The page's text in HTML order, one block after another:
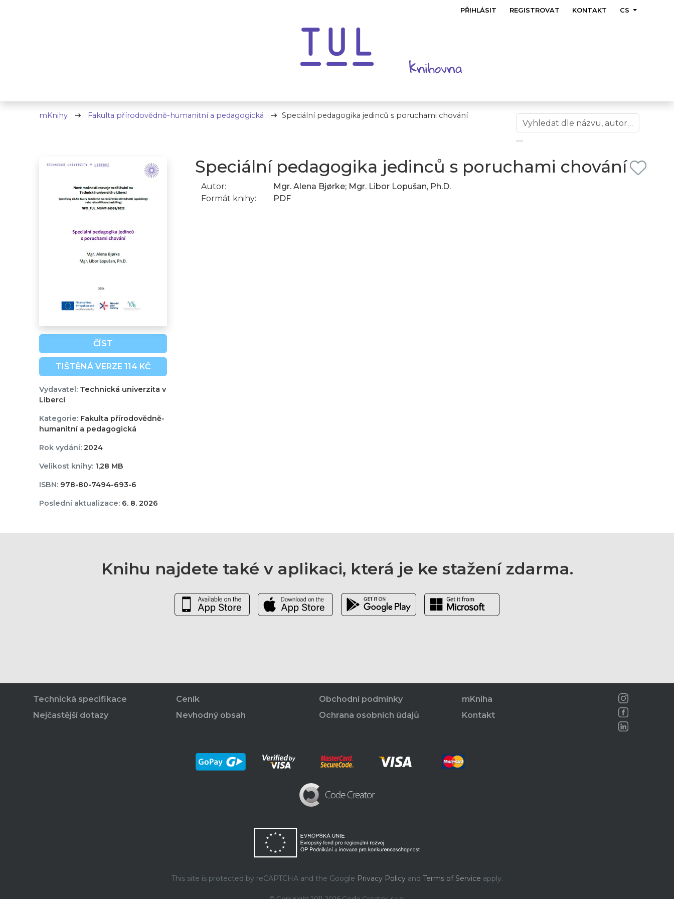
PŘIHLÁSIT REGISTROVAT KONTAKT CS
mKnihy Fakulta přírodovědně-humanitní a pedagogická Speciální pedagogika jedinců s poruchami chování
ČÍST
TIŠTĚNÁ VERZE 114 KČ
Vydavatel:Technická univerzita v
Liberci
Kategorie:Fakulta přírodovědně-
humanitní a pedagogická
Rok vydání:2024
Velikost knihy:1,28 MB
ISBN:978-80-7494-693-6
Poslední aktualizace:6. 8. 2026
Speciální pedagogika jedinců s poruchami chování
Autor:
Mgr. Alena Bjørke; Mgr. Libor Lopušan, Ph.D.
Formát knihy:
PDF
Knihu najdete také v aplikaci, která je ke stažení zdarma.
Technická specifikace
Nejčastější dotazy
Ceník
Nevhodný obsah
Obchodní podmínky
Ochrana osobních údajů
mKniha
Kontakt
This site is protected by reCAPTCHA and the Google Privacy Policyand Terms of Service apply.